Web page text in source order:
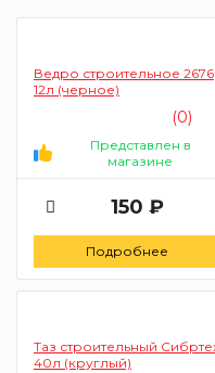
Ведро строительное 2676
12л (черное)
(0)
Представлен в
магазине
150 ₽
Подробнее
Таз строительный
40л (круглый)